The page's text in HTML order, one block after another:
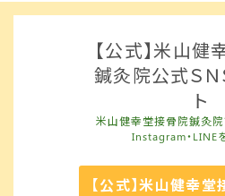
【公式】米山健
鍼灸院公式ＳＮ
ト
米山健幸堂接骨院鍼灸院
Instagram・LINE
【公式】米山健幸